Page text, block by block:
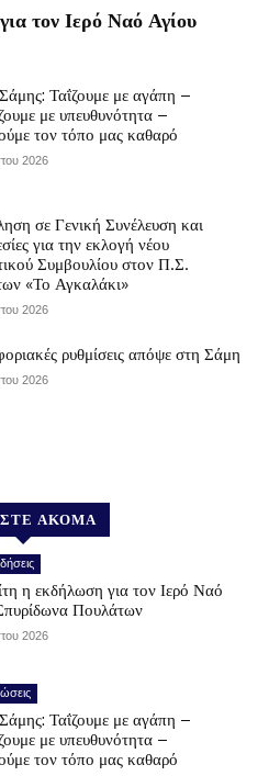
τον Ιερό Ναό Αγίου
Ταΐζουμε με αγάπη –
με υπευθυνότητα –
τον τόπο μας καθαρό
2026
σε Γενική Συνέλευση και
για την εκλογή νέου
Συμβουλίου στον Π.Σ.
«Το Αγκαλάκι»
2026
ρυθμίσεις απόψε στη Σάμη
2026
ΑΚΟΜΑ
η εκδήλωση για τον Ιερό Ναό
Πουλάτων
2026
Ταΐζουμε με αγάπη –
με υπευθυνότητα –
τον τόπο μας καθαρό